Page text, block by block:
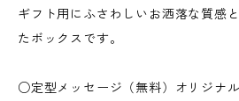
ギフト用にふさわしいお洒落な質感
たボックスです。
○定型メッセージ（無料）オリジナル